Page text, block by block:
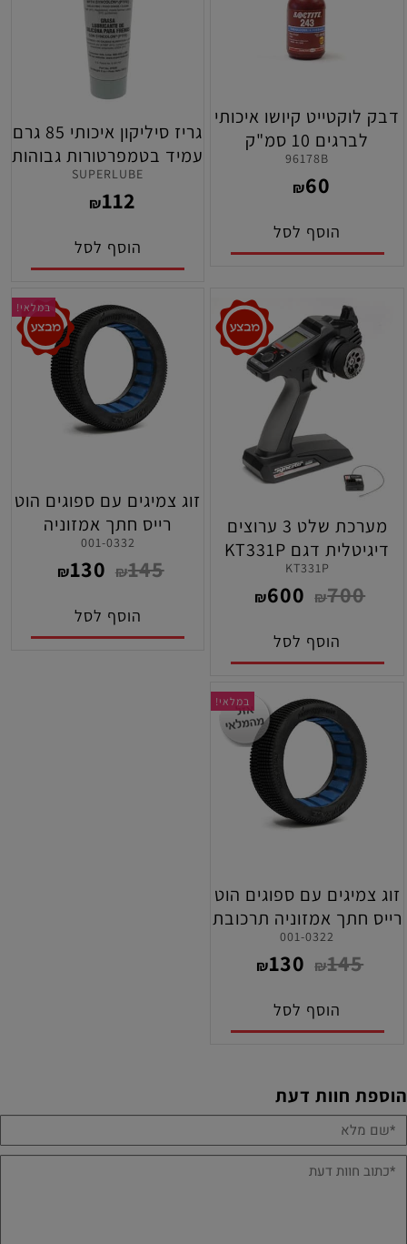
דבק לוקטייט קיושו איכותי
לברגים 10 סמ"ק
96178B
₪60
הוסף לסל
גריז סיליקון איכותי 85 גרם
עמיד בטמפרטורות גבוהות
לשימון גלגלי השיניים
ברכבי שלט רחוק
SUPERLUBE
₪112
הוסף לסל
מערכת שלט 3 ערוצים
דיגיטלית דגם KT331P
תוצרת קיושו
KT331P
₪700
₪600
הוסף לסל
במלאי!
זוג צמיגים עם ספוגים הוט
רייס חתך אמזוניה
בתרכובת בינונית (
001-0332
₪145
₪130
הוסף לסל
במלאי!
זוג צמיגים עם ספוגים הוט
רייס חתך אמזוניה תרכובת
באגי
001-0322
₪145
₪130
הוסף לסל
הוספת חוות דעת